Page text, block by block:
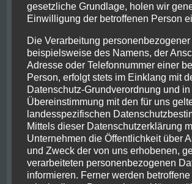
Wildlife
Der darauffolgende Tag begann nicht
gesetzliche Grundlage, holen wir
Einwilligung der betroffenen Person
Die Verarbeitung personenbezogener
beispielsweise des Namens, der
Adresse oder Telefonnummer einer
Person, erfolgt stets im Einklang mit
Datenschutz-Grundverordnung und in
Übereinstimmung mit den für uns
landesspezifischen
Mittels dieser Datenschutzerklärung
Unternehmen die Öffentlichkeit über
und Zweck der von uns erhobenen,
verarbeiteten personenbezogenen
informieren. Ferner werden